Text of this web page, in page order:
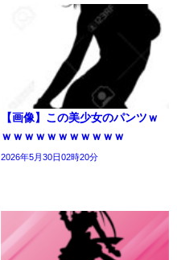
【画像】この美少女のパンツｗ
ｗｗｗｗｗｗｗｗｗｗｗ
2026年5月30日02時20分